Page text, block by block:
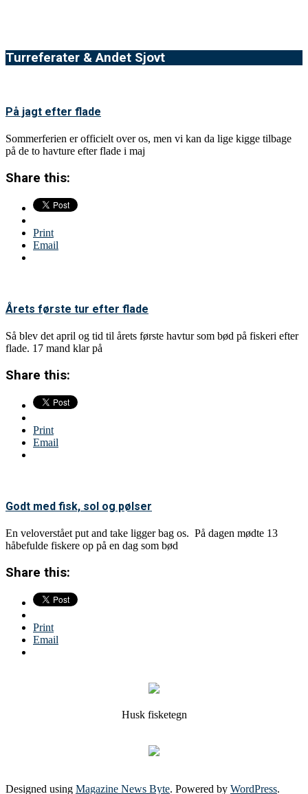
Turreferater & Andet Sjovt
På jagt efter flade
Sommerferien er officielt over os, men vi kan da lige kigge tilbage
på de to havture efter flade i maj
Share this:
Print
Email
Årets første tur efter flade
Så blev det april og tid til årets første havtur som bød på fiskeri efter
flade. 17 mand klar på
Share this:
Print
Email
Godt med fisk, sol og pølser
En veloverstået put and take ligger bag os. På dagen mødte 13
håbefulde fiskere op på en dag som bød
Share this:
Print
Email
Husk fisketegn
Designed using Magazine News Byte. Powered by WordPress.